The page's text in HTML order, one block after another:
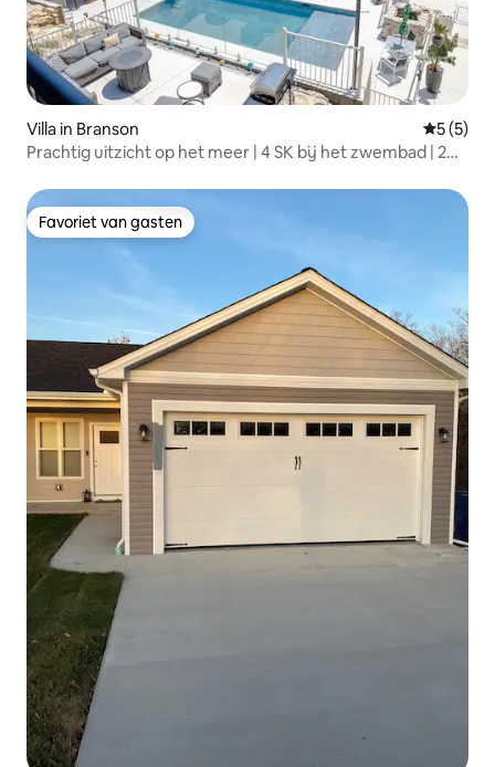
Villa in Branson
5 (5)
Prachtig uitzicht op het meer | 4 SK bij het zwembad | 2
Favoriet van gasten
Favoriet van gasten